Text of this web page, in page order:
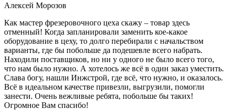
Алексей Морозов
Как мастер фрезеровочного цеха скажу – товар здесь
отменный! Когда запланировали заменить кое-какое
оборудование в цеху, то долго перебирали с начальством
варианты, где бы побольше да подешевле всего набрать.
Находили поставщиков, но ни у одного не было всего того,
что нам было нужно. А хотелось же всё в один заказ уместить.
Слава богу, нашли Инжстрой, где всё, что нужно, и оказалось.
Всё в идеальном качестве привезли, выгрузили, помогли
занести. Очень вежливые ребята, побольше бы таких!
Огромное Вам спасибо!